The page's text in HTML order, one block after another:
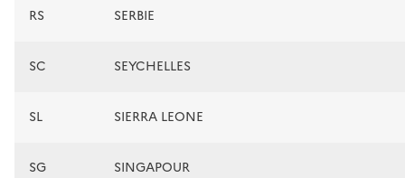
RS SERBIE
SC SEYCHELLES
SL SIERRA LEONE
SG SINGAPOUR